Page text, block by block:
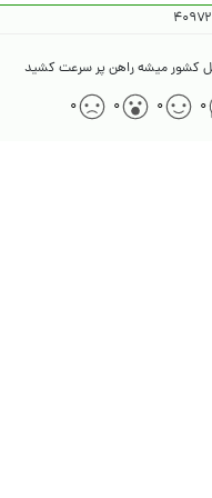
کشور میشه راهن پر سرعت کشید
۰ ۰ ۰ ۰